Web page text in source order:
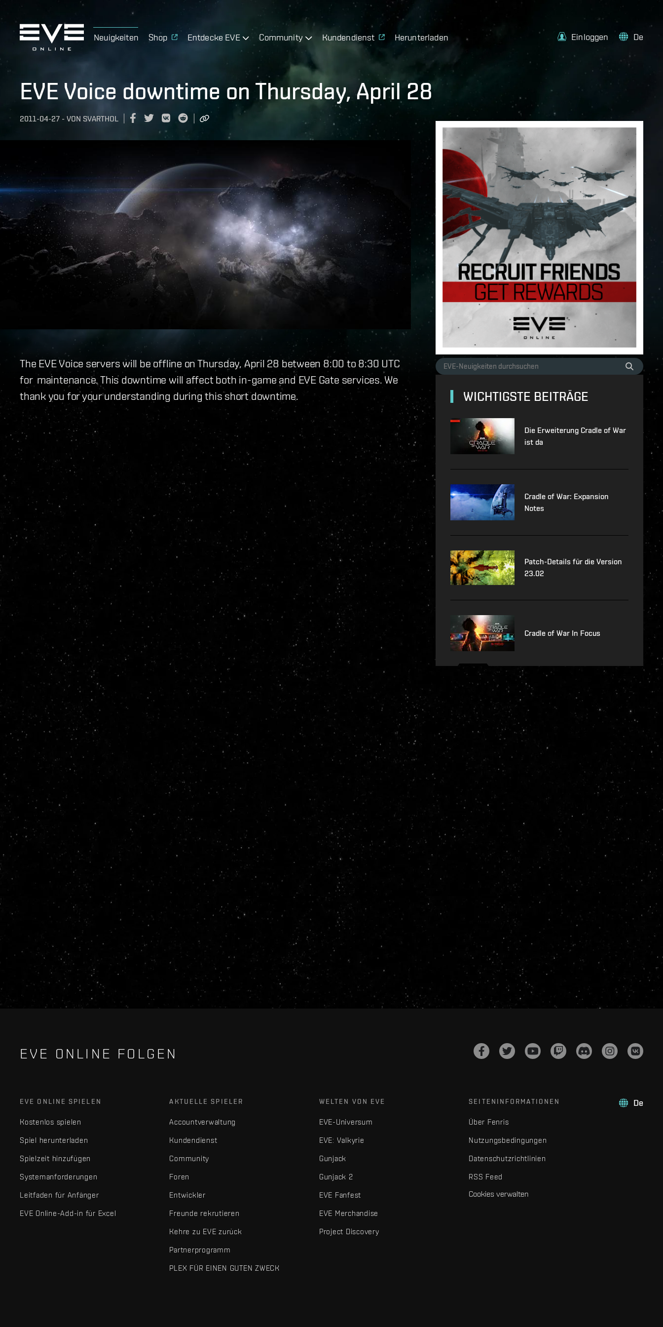
Neuigkeiten Shop Entdecke EVE Community Kundendienst Herunterladen Einloggen De
EVE Voice downtime on Thursday, April 28
2011-04-27 - VON SVARTHOL
The EVE Voice servers will be offline on Thursday, April 28 between 8:00 to 8:30 UTC
for maintenance. This downtime will affect both in-game and EVE Gate services. We
thank you for your understanding during this short downtime.
WICHTIGSTE BEITRÄGE
Die Erweiterung Cradle of War
ist da
Cradle of War: Expansion
Notes
Patch-Details für die Version
23.02
Cradle of War In Focus
EVE ONLINE FOLGEN
De
EVE ONLINE SPIELEN
Kostenlos spielen
Spiel herunterladen
Spielzeit hinzufügen
Systemanforderungen
Leitfaden für Anfänger
EVE Online-Add-in für Excel
AKTUELLE SPIELER
Accountverwaltung
Kundendienst
Community
Foren
Entwickler
Freunde rekrutieren
Kehre zu EVE zurück
Partnerprogramm
PLEX FÜR EINEN GUTEN ZWECK
WELTEN VON EVE
EVE-Universum
EVE: Valkyrie
Gunjack
Gunjack 2
EVE Fanfest
EVE Merchandise
Project Discovery
SEITENINFORMATIONEN
Über Fenris
Nutzungsbedingungen
Datenschutzrichtlinien
RSS Feed
Cookies verwalten